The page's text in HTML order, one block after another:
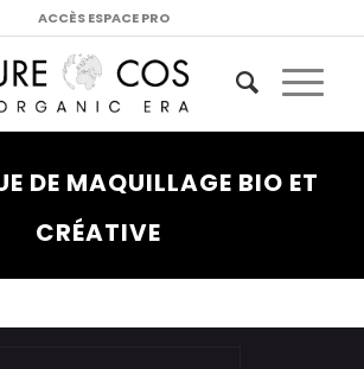
ACCÈS ESPACE PRO
DE MAQUILLAGE BIO ET
CRÉATIVE